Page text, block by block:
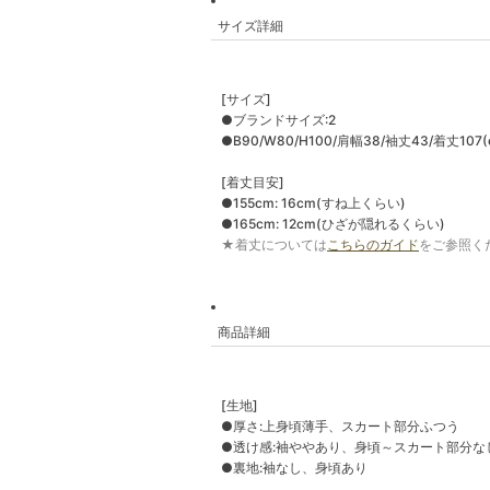
サイズ詳細
[サイズ]
●ブランドサイズ:2
●B90/W80/H100/肩幅38/袖丈43/着丈
[着丈目安]
●155cm: 16cm(すね上くらい)
●165cm: 12cm(ひざが隠れるくらい)
★着丈についてはこちらのガイドをご参照く
商品詳細
[生地]
●厚さ:上身頃薄手、スカート部分ふつう
●透け感:袖ややあり、身頃～スカート部分な
●裏地:袖なし、身頃あり